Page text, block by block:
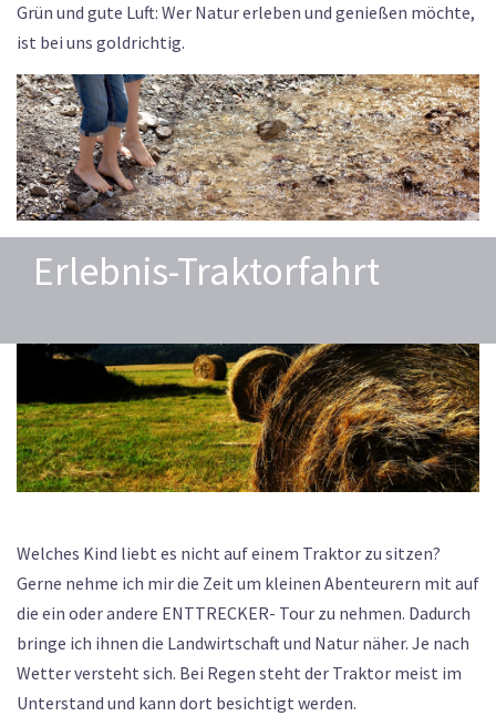
Grün und gute Luft: Wer Natur erleben und genießen möchte,
ist bei uns goldrichtig.
Erlebnis-Traktorfahrt
Welches Kind liebt es nicht auf einem Traktor zu sitzen?
Gerne nehme ich mir die Zeit um kleinen Abenteurern mit auf
die ein oder andere ENTTRECKER- Tour zu nehmen. Dadurch
bringe ich ihnen die Landwirtschaft und Natur näher. Je nach
Wetter versteht sich. Bei Regen steht der Traktor meist im
Unterstand und kann dort besichtigt werden.